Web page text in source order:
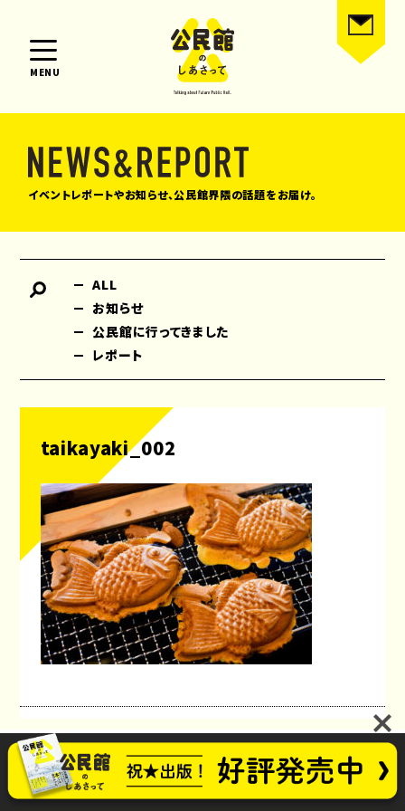
MENU
イベントレポートやお知らせ、公民館界隈の話題をお届け。
ALL
お知らせ
公民館に行ってきました
レポート
taikayaki_002
公民館のしあさってプロジェクト お問い合わせ
future_kominkan